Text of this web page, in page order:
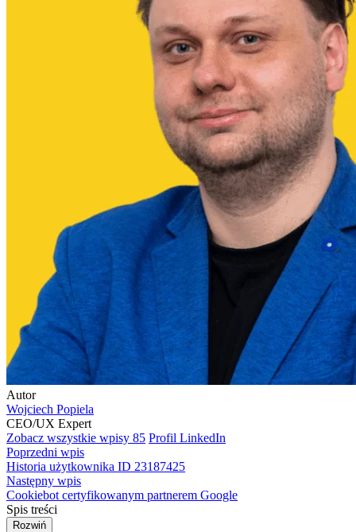
Autor
Wojciech Popiela
CEO/UX Expert
Zobacz wszystkie wpisy 85 Profil LinkedIn
Poprzedni wpis
Historia użytkownika ID 23187425
Następny wpis
Cookiebot certyfikowanym partnerem Google
Spis treści
Rozwiń